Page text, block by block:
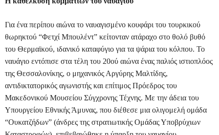
Για ένα περίπου αιώνα το ναυαγισμένο κουφάρι του τουρκικού
θωρηκτού “Φετχί Μπουλέντ” κείτονταν ατάραχο στο θολό βυθό
του Θερμαϊκού, ιδανικό καταφύγιο για τα ψάρια του κόλπου. Το
ναυάγιο εντόπισε στα τέλη του 20ού αιώνα ένας παλιός ιστιοπλόος
της Θεσσαλονίκης, ο μηχανικός Αργύρης Μαλτίδης,
αντιδικτατορικός αγωνιστής και επίτιμος Πρόεδρος του
Μακεδονικού Μουσείου Σύγχρονης Τέχνης. Με την άδεια του
Υπουργείου Εθνικής Άμυνας, που διέθεσε μια ολιγομελή ομάδα
“Ουκατζήδων” (άνδρες της στρατιωτικής Ομάδας Υποβρύχιων